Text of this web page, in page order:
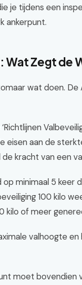
je tijdens een
ankerpunt.
Wat Zegt de
wat doen.
eisen aan de
kracht van een
minimaal 5 keer
100 kilo
kilo of meer
valhoogte
moet bovendien